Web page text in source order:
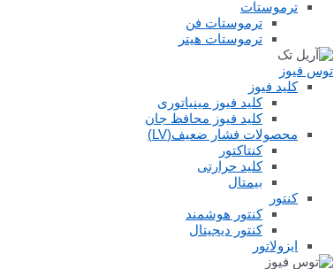
ترموستات
ترموستات فن
ترموستات هیتر
توس فیوز
کلید فیوز
کلید فیوز مینیاتوری
کلید فیوز محافظ جان
محصولات فشار ضعیف(LV)
کنتاکتور
کلید حرارتی
بیمتال
کنتور
کنتور هوشمند
کنتور دیجیتال
ایزولاتور